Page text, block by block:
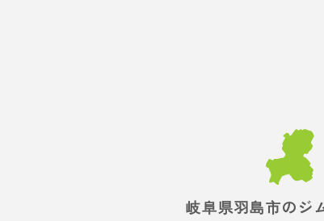
岐阜県羽島市のジ